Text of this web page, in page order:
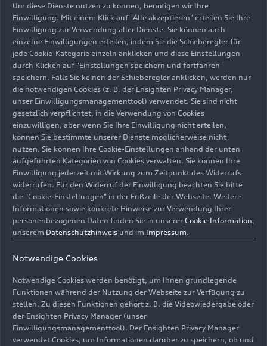
+1%(5.764 Motorräder)ebenfalls gewachsen
Im gleichen Zeitraum verzeichneteChina- der
sechstgrößte Markt für das Unternehmen - einen
deutlichen Rückgang. Im Vergleich zum gleichen
Zeitraum im Vorjahr gab es 46 % weniger
Auslieferungen (2.201 Motorräder).
“Ducati war noch nie so stark und geschätzt in der
Welt: In den ersten neun Monaten des Jahres
haben wir unsere Ergebnisse in den wichtigsten
Märkten dank einer Palette von anspruchsvollen
und hochtechnologischen Produkten stabilisiert.
Hinzu kommt das Angebot an limitierten,
prestigeträchtigen und einzigartigen Modellen
wie der Ducati Streetfighter V4 Lamborghini und
der Panigale V4 2022 World Champion Replica,
die bei unseren Enthusiasten einen unglaublichen
Erfolg hatten",
komplexen Marktsituation erleben wir derzeit
einen Rückgang der Verkäufe in China - einem
Land, in dem Ducati sehr beliebt ist und in dem
wir eine einzigartige Community von
Enthusiasten haben. Wir haben bereits einen
Um diese Dienste nutzen zu können, benötigen wir Ihre
Einwilligung. Mit einem Klick auf "Alle akzeptieren" erteilen Sie Ihre
Einwilligung zur Verwendung aller Dienste. Sie können auch
einzelne Einwilligungen erteilen, indem Sie die Schieberegler für
jede Cookie-Kategorie einzeln anklicken und diese Einstellungen
durch Klicken auf "Einstellungen speichern und fortfahren"
speichern. Falls Sie keinen der Schieberegler anklicken, werden nur
die notwendigen Cookies (z. B. der Ensighten Privacy Manager,
unser Einwilligungsmanagementtool) verwendet. Sie sind nicht
gesetzlich verpflichtet, in die Verwendung von Cookies
einzuwilligen, aber wenn Sie Ihre Einwilligung nicht erteilen,
können Sie bestimmte unserer Dienste möglicherweise nicht
nutzen. Sie können Ihre Cookie-Einstellungen anhand der unten
aufgeführten Kategorien von Cookies verwalten. Sie können Ihre
Einwilligung jederzeit mit Wirkung zum Zeitpunkt des Widerrufs
widerrufen. Für den Widerruf der Einwilligung beachten Sie bitte
die "Cookie-Einstellungen" in der Fußzeile der Webseite. Weitere
Informationen sowie konkrete Hinweise zur Verwendung Ihrer
personenbezogenen Daten finden Sie in unserer Cookie Information,
unserem Datenschutzhinweis und im Impressum.
Notwendige Cookies
Notwendige Cookies werden benötigt, um Ihnen grundlegende
Funktionen während der Nutzung der Webseite zur Verfügung zu
stellen. Zu diesen Funktionen gehört z. B. die Videowiedergabe oder
der Ensighten Privacy Manager (unser
Einwilligungsmanagementtool). Der Ensighten Privacy Manager
verwendet Cookies, um Informationen darüber zu speichern, ob und